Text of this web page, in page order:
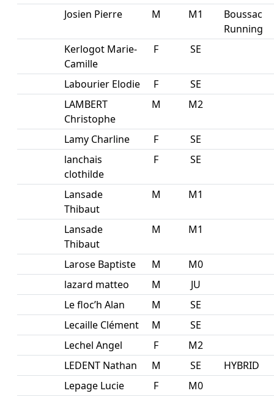
Josien Pierre
M M1
Boussac
Running
Kerlogot Marie-
Camille
F SE
Labourier Elodie F
SE
LAMBERT
Christophe
M M2
Lamy Charline F
SE
lanchais
clothilde
F SE
Lansade
Thibaut
M M1
Lansade
Thibaut
M M1
Larose Baptiste M
M0
lazard matteo
M
JU
Le floc’h Alan
M
SE
Lecaille Clément
M
SE
Lechel Angel
F
M2
LEDENT Nathan
M SE
HYBRID
Lepage Lucie
F
M0